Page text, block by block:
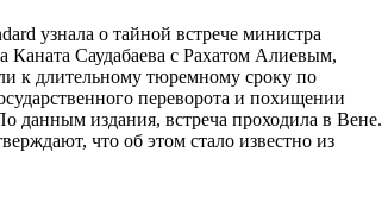
узнала о тайной встрече министра
Каната Саудабаева с Рахатом Алиевым,
к длительному тюремному сроку по
переворота и похищении
данным издания, встреча проходила в Вене.
что об этом стало известно из